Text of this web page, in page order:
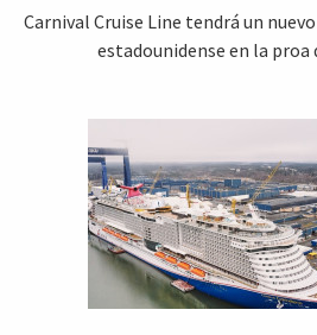
Carnival Cruise Line tendrá un
estadounidense en la proa